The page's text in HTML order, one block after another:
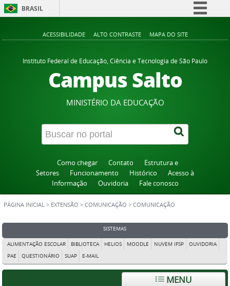
BRASIL
Comunica BR
Participe
Acesso à informação
Canais
ACESSIBILIDADE ALTO CONTRASTE MAPA DO SITE
Instituto Federal de Educação, Ciência e Tecnologia de São Paulo
Campus Salto
MINISTÉRIO DA EDUCAÇÃO
Como chegar Contato
Estrutura e
Setores
Funcionamento Histórico
Acesso à
Informação
Ouvidoria Fale conosco
PÁGINA INICIAL > EXTENSÃO > COMUNICAÇÃO > COMUNICAÇÃO
SISTEMAS
ALIMENTAÇÃO ESCOLAR BIBLIOTECA HELIOS MOODLE NUVEM IFSP
OUVIDORIA
PAE
QUESTIONÁRIO SUAP E-MAIL
MENU